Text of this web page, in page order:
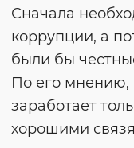
Сначала
коррупции, а
были бы
По его мнению,
заработает
хорошими